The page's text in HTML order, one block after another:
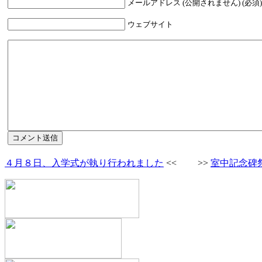
メールアドレス (公開されません) (必須)
ウェブサイト
４月８日、入学式が執り行われました << >> 室中記念碑